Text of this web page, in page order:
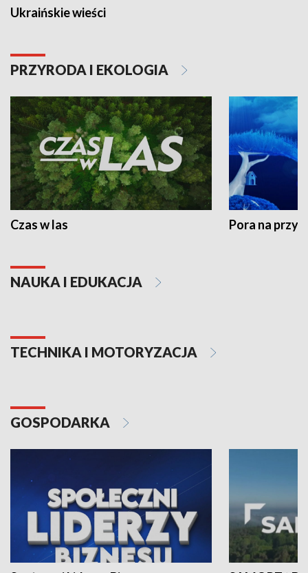
Ukraińskie wieści
PRZYRODA I EKOLOGIA
Czas w las Pora na
NAUKA I EDUKACJA
TECHNIKA I MOTORYZACJA
GOSPODARKA